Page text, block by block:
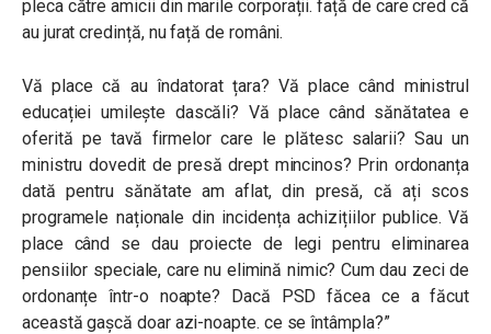
pleca către amicii din marile corporații. față de care cred că
au jurat credință, nu față de români.
Vă place că au îndatorat țara? Vă place când ministrul
educației umilește dascăli? Vă place când sănătatea e
oferită pe tavă firmelor care le plătesc salarii? Sau un
ministru dovedit de presă drept mincinos? Prin ordonanța
dată pentru sănătate am aflat, din presă, că ați scos
programele naționale din incidența achizițiilor publice. Vă
place când se dau proiecte de legi pentru eliminarea
pensiilor speciale, care nu elimină nimic? Cum dau zeci de
ordonanțe într-o noapte? Dacă PSD făcea ce a făcut
această gașcă doar azi-noapte. ce se întâmpla?”